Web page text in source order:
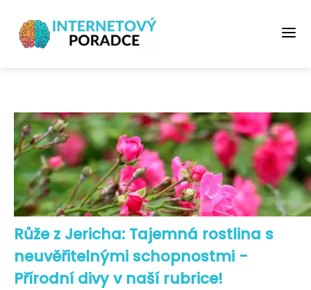
Růže z Jericha: Tajemná rostlina s
neuvěřitelnými schopnostmi -
Přírodní divy v naší rubrice!